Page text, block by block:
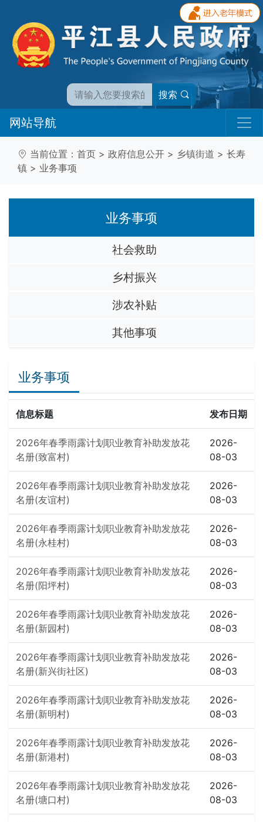
搜索
网站导航
当前位置： 首页 > 政府信息公开 > 乡镇街道 > 长寿
镇 > 业务事项
业务事项
社会救助
乡村振兴
涉农补贴
其他事项
业务事项
信息标题 发布日期
2026年春季雨露计划职业教育补助发放花
名册(致富村)
2026-
08-03
2026年春季雨露计划职业教育补助发放花
名册(友谊村)
2026-
08-03
2026年春季雨露计划职业教育补助发放花
名册(永桂村)
2026-
08-03
2026年春季雨露计划职业教育补助发放花
名册(阳坪村)
2026-
08-03
2026年春季雨露计划职业教育补助发放花
名册(新园村)
2026-
08-03
2026年春季雨露计划职业教育补助发放花
名册(新兴街社区)
2026-
08-03
2026年春季雨露计划职业教育补助发放花
名册(新明村)
2026-
08-03
2026年春季雨露计划职业教育补助发放花
名册(新港村)
2026-
08-03
2026年春季雨露计划职业教育补助发放花
名册(塘口村)
2026-
08-03